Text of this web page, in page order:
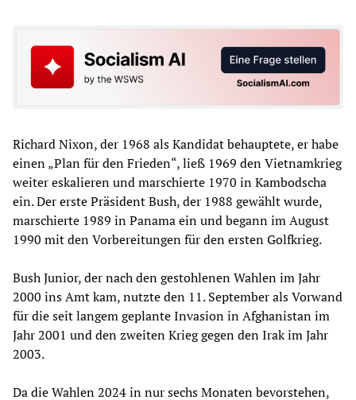
Richard Nixon, der 1968 als Kandidat behauptete, er habe
einen „Plan für den Frieden“, ließ 1969 den Vietnamkrieg
weiter eskalieren und marschierte 1970 in Kambodscha
ein. Der erste Präsident Bush, der 1988 gewählt wurde,
marschierte 1989 in Panama ein und begann im August
1990 mit den Vorbereitungen für den ersten Golfkrieg.
Bush Junior, der nach den gestohlenen Wahlen im Jahr
2000 ins Amt kam, nutzte den 11. September als Vorwand
für die seit langem geplante Invasion in Afghanistan im
Jahr 2001 und den zweiten Krieg gegen den Irak im Jahr
2003.
Da die Wahlen 2024 in nur sechs Monaten bevorstehen,